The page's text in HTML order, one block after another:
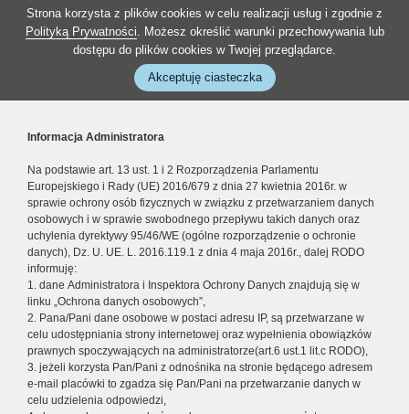
Strona korzysta z plików cookies w celu realizacji usług i zgodnie z
Polityką Prywatności. Możesz określić warunki przechowywania lub
dostępu do plików cookies w Twojej przeglądarce.
Akceptuję ciasteczka
Informacja Administratora
Na podstawie art. 13 ust. 1 i 2 Rozporządzenia Parlamentu
Europejskiego i Rady (UE) 2016/679 z dnia 27 kwietnia 2016r. w
sprawie ochrony osób fizycznych w związku z przetwarzaniem danych
osobowych i w sprawie swobodnego przepływu takich danych oraz
uchylenia dyrektywy 95/46/WE (ogólne rozporządzenie o ochronie
danych), Dz. U. UE. L. 2016.119.1 z dnia 4 maja 2016r., dalej RODO
informuję:
1. dane Administratora i Inspektora Ochrony Danych znajdują się w
linku „Ochrona danych osobowych”,
2. Pana/Pani dane osobowe w postaci adresu IP, są przetwarzane w
celu udostępniania strony internetowej oraz wypełnienia obowiązków
prawnych spoczywających na administratorze(art.6 ust.1 lit.c RODO),
3. jeżeli korzysta Pan/Pani z odnośnika na stronie będącego adresem
e-mail placówki to zgadza się Pan/Pani na przetwarzanie danych w
celu udzielenia odpowiedzi,